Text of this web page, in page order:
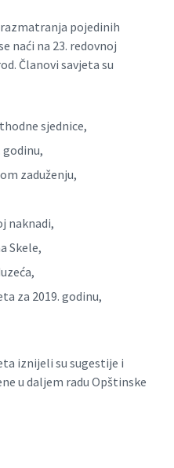
razmatranja pojedinih
naći na 23. redovnoj
Članovi savjeta su
sjednice,
godinu,
zaduženju,
naknadi,
Skele,
za 2019. godinu,
iznijeli su sugestije i
u daljem radu Opštinske